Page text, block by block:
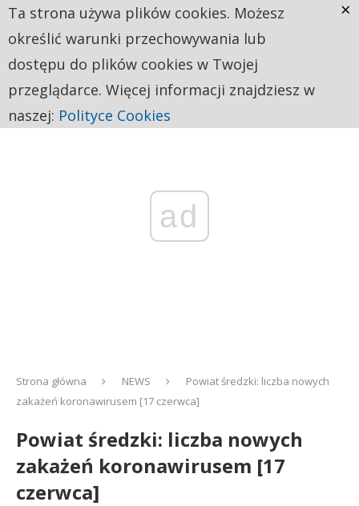
ad
Strona główna NEWS
Powiat średzki: liczba nowych
zakażeń koronawirusem [17 czerwca]
Powiat średzki: liczba nowych
zakażeń koronawirusem [17
czerwca]
Ta strona używa plików cookies. Możesz
określić warunki przechowywania lub
dostępu do plików cookies w Twojej
przeglądarce. Więcej informacji znajdziesz w
naszej: Polityce Cookies
×